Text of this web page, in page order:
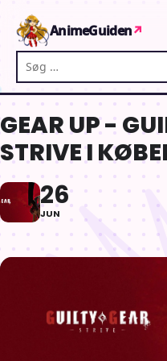
AnimeGuiden↗
Søg på AnimeGuiden
GEAR UP -
STRIVE I
26
JUN